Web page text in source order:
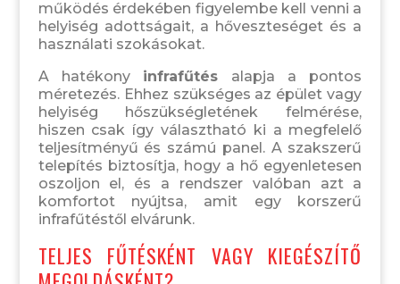
működés érdekében figyelembe kell venni a
helyiség adottságait, a hőveszteséget és a
használati szokásokat.
A hatékony infrafűtés alapja a pontos
méretezés. Ehhez szükséges az épület vagy
helyiség hőszükségletének felmérése,
hiszen csak így választható ki a megfelelő
teljesítményű és számú panel. A szakszerű
telepítés biztosítja, hogy a hő egyenletesen
oszoljon el, és a rendszer valóban azt a
komfortot nyújtsa, amit egy korszerű
infrafűtéstől elvárunk.
TELJES FŰTÉSKÉNT VAGY KIEGÉSZÍTŐ